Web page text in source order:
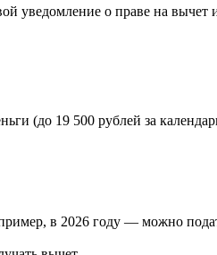
уведомление о праве на вычет
(до 19 500 рублей за
в 2026 году — можно